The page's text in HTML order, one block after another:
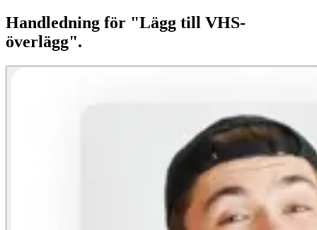
Handledning för "Lägg till VHS-
överlägg".